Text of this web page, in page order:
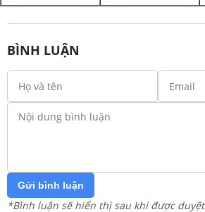
BÌNH LUẬN
Gửi bình luận
*Bình luận sẽ hiển thị sau khi được duyệt